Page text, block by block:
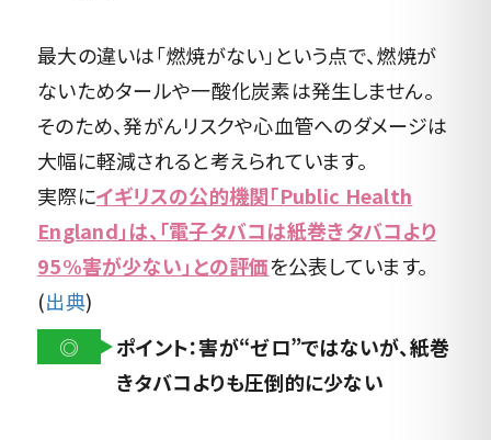
最大の違いは「燃焼がない」という点で、燃焼が
ないためタールや一酸化炭素は発生しません。
そのため、発がんリスクや心血管へのダメージは
大幅に軽減されると考えられています。
実際にイギリスの公的機関「Public Health
England」は、「電子タバコは紙巻きタバコより
95%害が少ない」との評価を公表しています。
(出典)
◎
ポイント：害が“ゼロ”ではないが、紙巻
きタバコよりも圧倒的に少ない